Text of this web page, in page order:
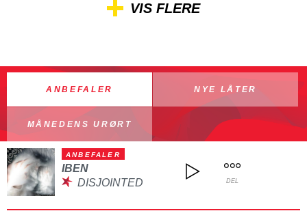
VIS FLERE
ANBEFALER NYE LÅTER
MÅNEDENS URØRT
ANBEFALER
IBEN
DISJOINTED
DEL